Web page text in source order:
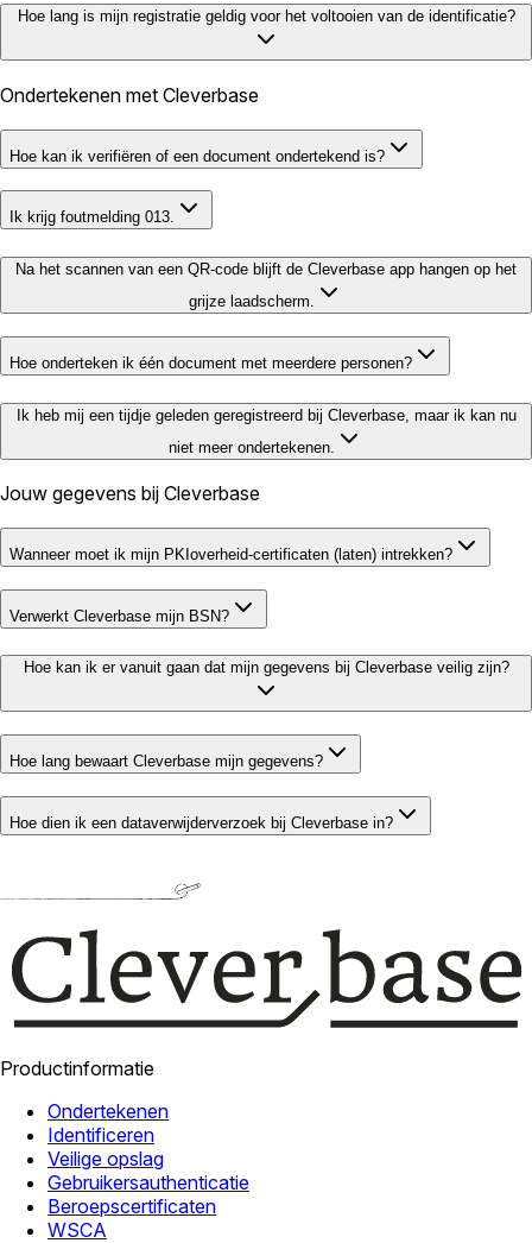
Hoe lang is mijn registratie geldig voor het voltooien van de identificatie?
Ondertekenen met Cleverbase
Hoe kan ik verifiëren of een document ondertekend is?
Ik krijg foutmelding 013.
Na het scannen van een QR-code blijft de Cleverbase app hangen op het
grijze laadscherm.
Hoe onderteken ik één document met meerdere personen?
Ik heb mij een tijdje geleden geregistreerd bij Cleverbase, maar ik kan nu
niet meer ondertekenen.
Jouw gegevens bij Cleverbase
Wanneer moet ik mijn PKIoverheid-certificaten (laten) intrekken?
Verwerkt Cleverbase mijn BSN?
Hoe kan ik er vanuit gaan dat mijn gegevens bij Cleverbase veilig zijn?
Hoe lang bewaart Cleverbase mijn gegevens?
Hoe dien ik een dataverwijderverzoek bij Cleverbase in?
Productinformatie
Ondertekenen
Identificeren
Veilige opslag
Gebruikersauthenticatie
Beroepscertificaten
WSCA